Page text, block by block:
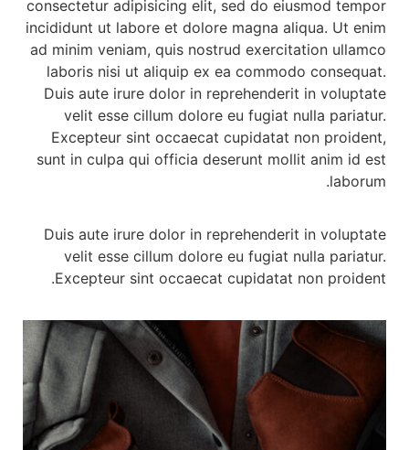
consectetur adipisicing elit, sed do eiusmod tempor
incididunt ut labore et dolore magna aliqua. Ut enim
ad minim veniam, quis nostrud exercitation ullamco
laboris nisi ut aliquip ex ea commodo consequat.
Duis aute irure dolor in reprehenderit in voluptate
velit esse cillum dolore eu fugiat nulla pariatur.
Excepteur sint occaecat cupidatat non proident,
sunt in culpa qui officia deserunt mollit anim id est
laborum.
Duis aute irure dolor in reprehenderit in voluptate
velit esse cillum dolore eu fugiat nulla pariatur.
Excepteur sint occaecat cupidatat non proident.